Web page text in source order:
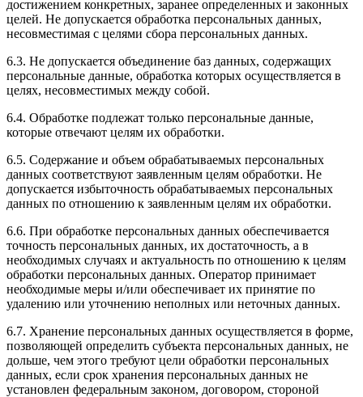
достижением конкретных, заранее определенных и законных
целей. Не допускается обработка персональных данных,
несовместимая с целями сбора персональных данных.
6.3. Не допускается объединение баз данных, содержащих
персональные данные, обработка которых осуществляется в
целях, несовместимых между собой.
6.4. Обработке подлежат только персональные данные,
которые отвечают целям их обработки.
6.5. Содержание и объем обрабатываемых персональных
данных соответствуют заявленным целям обработки. Не
допускается избыточность обрабатываемых персональных
данных по отношению к заявленным целям их обработки.
6.6. При обработке персональных данных обеспечивается
точность персональных данных, их достаточность, а в
необходимых случаях и актуальность по отношению к целям
обработки персональных данных. Оператор принимает
необходимые меры и/или обеспечивает их принятие по
удалению или уточнению неполных или неточных данных.
6.7. Хранение персональных данных осуществляется в форме,
позволяющей определить субъекта персональных данных, не
дольше, чем этого требуют цели обработки персональных
данных, если срок хранения персональных данных не
установлен федеральным законом, договором, стороной